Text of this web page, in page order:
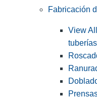
Fabricación
View
tuberías